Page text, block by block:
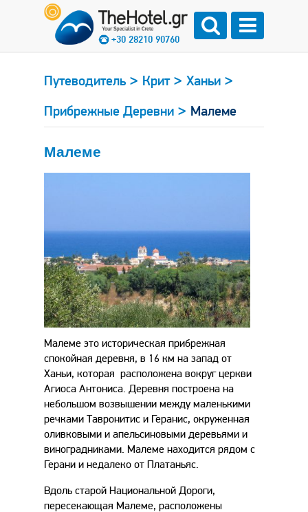
+30 28210 90760
Путеводитель > Крит> Ханьи >
Прибрежные Деревни > Малеме
Малеме
Малеме это историческая прибрежная
спокойная деревня, в 16 км на запад от
Ханьи, которая расположена вокруг церкви
Агиоса Антониса. Деревня построена на
небольшом возвышении между маленькими
речками Тавронитис и Геранис, окруженная
оливковыми и апельсиновыми деревьями и
виноградниками. Малеме находится рядом с
Герани и недалеко от Платаньяс.
Вдоль старой Национальной Дороги,
пересекающая Малеме, расположены